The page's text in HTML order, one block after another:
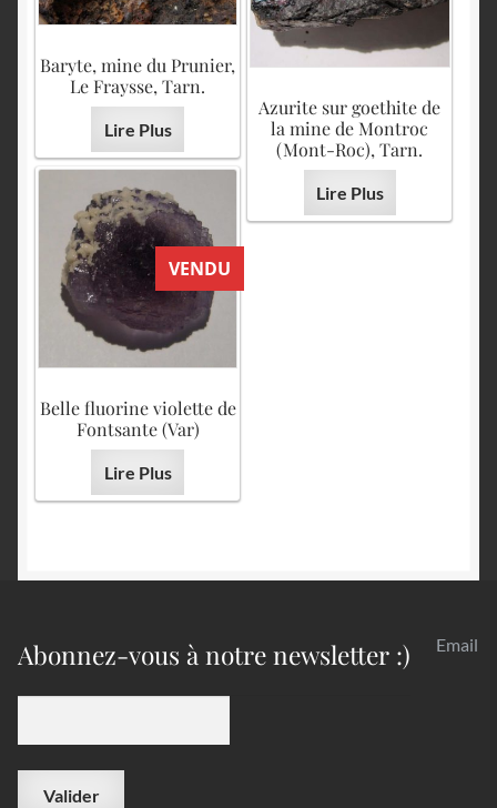
Baryte, mine du Prunier,
Le Fraysse, Tarn.
Lire Plus
Azurite sur goethite de
la mine de Montroc
(Mont-Roc), Tarn.
Lire Plus
VENDU
Belle fluorine violette de
Fontsante (Var)
Lire Plus
Abonnez-vous à notre newsletter :) Email